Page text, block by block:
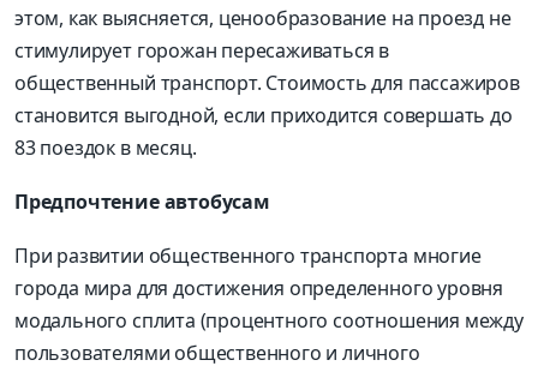
этом, как выясняется, ценообразование на проезд не
стимулирует горожан пересаживаться в
общественный транспорт. Стоимость для пассажиров
становится выгодной, если приходится совершать до
83 поездок в месяц.
Предпочтение автобусам
При развитии общественного транспорта многие
города мира для достижения определенного уровня
модального сплита (процентного соотношения между
пользователями общественного и личного